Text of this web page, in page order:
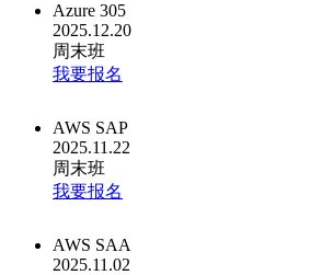
Azure 305
2025.12.20
周末班
我要报名
AWS SAP
2025.11.22
周末班
我要报名
AWS SAA
2025.11.02